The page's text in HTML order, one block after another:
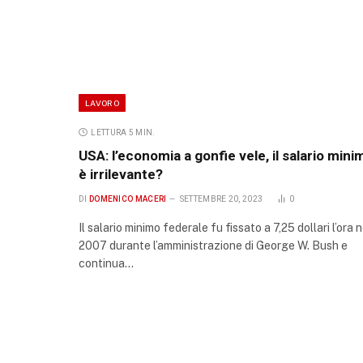
LAVORO
LETTURA 5 MIN.
USA: l’economia a gonfie vele, il salario
è irrilevante?
DI DOMENICO MACERI SETTEMBRE 20, 2023 0
Il salario minimo federale fu fissato a 7,25 dollari l’ora
2007 durante l’amministrazione di George W. Bush e
continua…